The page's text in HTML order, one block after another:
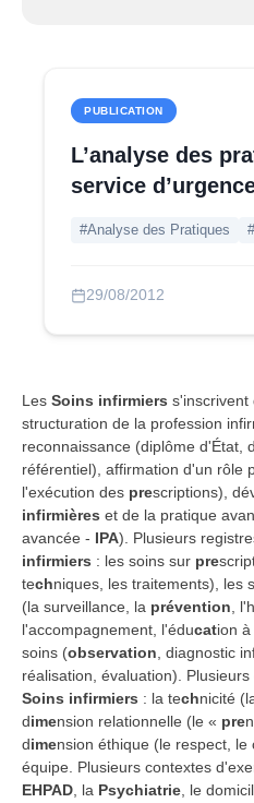
PUBLICATION
L’analyse des
service
#Analyse des Pratiques
29/08/2012
Les Soins infirmiers s'inscrivent
structuration de la profession
reconnaissance (diplôme d'État,
référentiel), affirmation d'un rôle
l'exécution des prescriptions),
infirmières et de la pratique
avancée - IPA). Plusieurs
infirmiers : les soins sur pre
techniques, les traitements), les
(la surveillance, la prévention ,
l'accompagnement, l'éducation
soins (observation , diagnostic
réalisation, évaluation). Plusieurs
Soins infirmiers : la technicité
dimension relationnelle (le « pre
dimension éthique (le respect,
équipe. Plusieurs contextes
EHPAD , la Psychiatrie , le